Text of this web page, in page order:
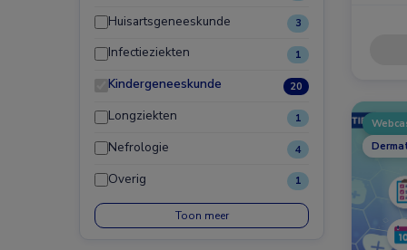
Huisartsgeneeskunde 3
Infectieziekten 1
Kindergeneeskunde 20
Longziekten 1
Nefrologie 4
Overig 1
Toon meer